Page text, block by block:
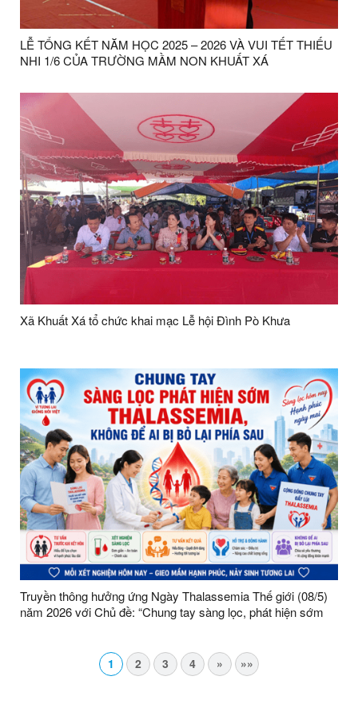
LỄ TỔNG KẾT NĂM HỌC 2025 – 2026 VÀ VUI TẾT THIẾU
NHI 1/6 CỦA TRƯỜNG MẦM NON KHUẤT XÁ
Xã Khuất Xá tổ chức khai mạc Lễ hội Đình Pò Khưa
Truyền thông hưởng ứng Ngày Thalassemia Thế giới (08/5)
năm 2026 với Chủ đề: “Chung tay sàng lọc, phát hiện sớm
1 2 3 4 » »»